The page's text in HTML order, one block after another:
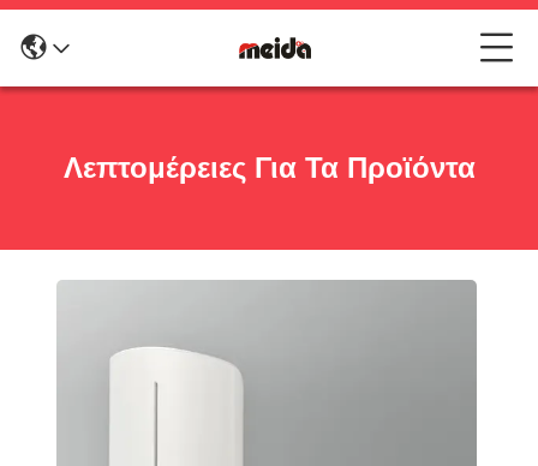
Λεπτομέρειες Για Τα Προϊόντα